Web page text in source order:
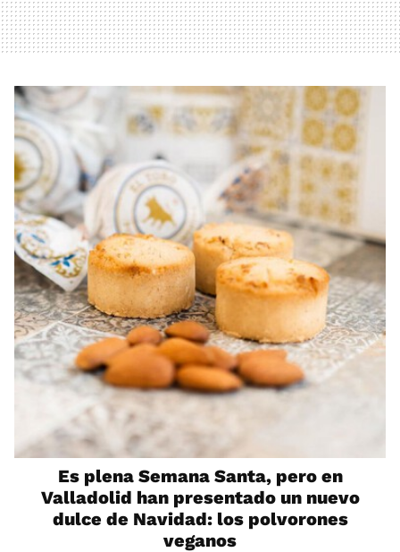
Es plena Semana Santa, pero en
Valladolid han presentado un nuevo
dulce de Navidad: los polvorones
veganos